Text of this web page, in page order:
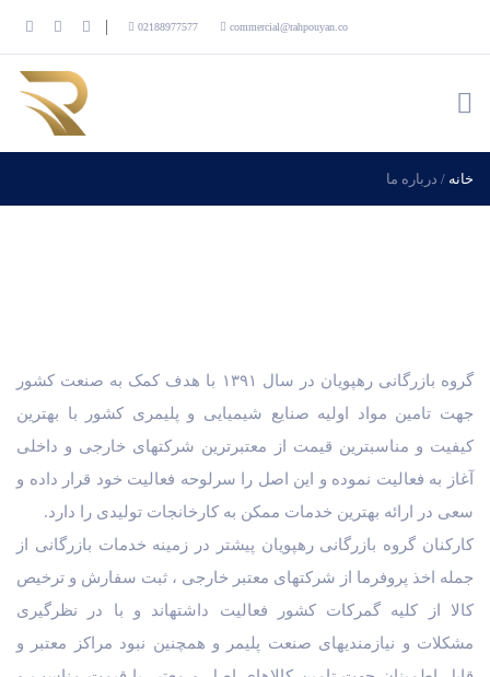
commercial@rahpouyan.co
02188977577
خانه / درباره ما
گروه بازرگانی رهپویان در سال ۱۳۹۱ با هدف کمک به صنعت کشور
جهت تامین مواد اولیه صنایع شیمیایی و پلیمری کشور با بهترین
کیفیت و مناسبترین قیمت از معتبرترین شرکتهای خارجی و داخلی
آغاز به فعالیت نموده و این اصل را سرلوحه فعالیت خود قرار داده و
سعی در ارائه بهترین خدمات ممکن به کارخانجات تولیدی را دارد.
کارکنان گروه بازرگانی رهپویان پیشتر در زمینه خدمات بازرگانی از
جمله اخذ پروفرما از شرکتهای معتبر خارجی ، ثبت سفارش و ترخیص
کالا از کلیه گمرکات کشور فعالیت داشتهاند و با در نظرگیری
مشکلات و نیازمندیهای صنعت پلیمر و همچنین نبود مراکز معتبر و